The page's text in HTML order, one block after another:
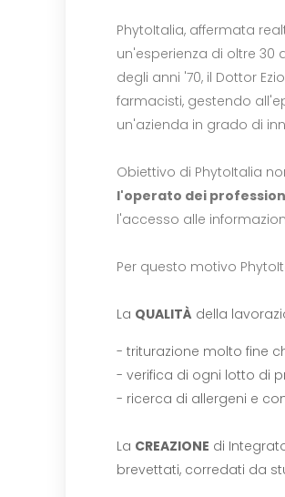
PhytoItalia, affermata
un'esperienza di oltre
degli anni '70, il Dottor
farmacisti, gestendo
un'azienda in grado di
Obiettivo di PhytoItalia
l'operato dei
l'accesso alle
Per questo motivo
La QUALITÀ della
- triturazione molto fine
- verifica di ogni lotto di
- ricerca di allergeni e
La CREAZIONE di
brevettati, corredati da